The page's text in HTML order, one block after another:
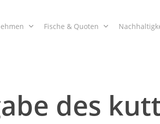
Fische & Quoten
des